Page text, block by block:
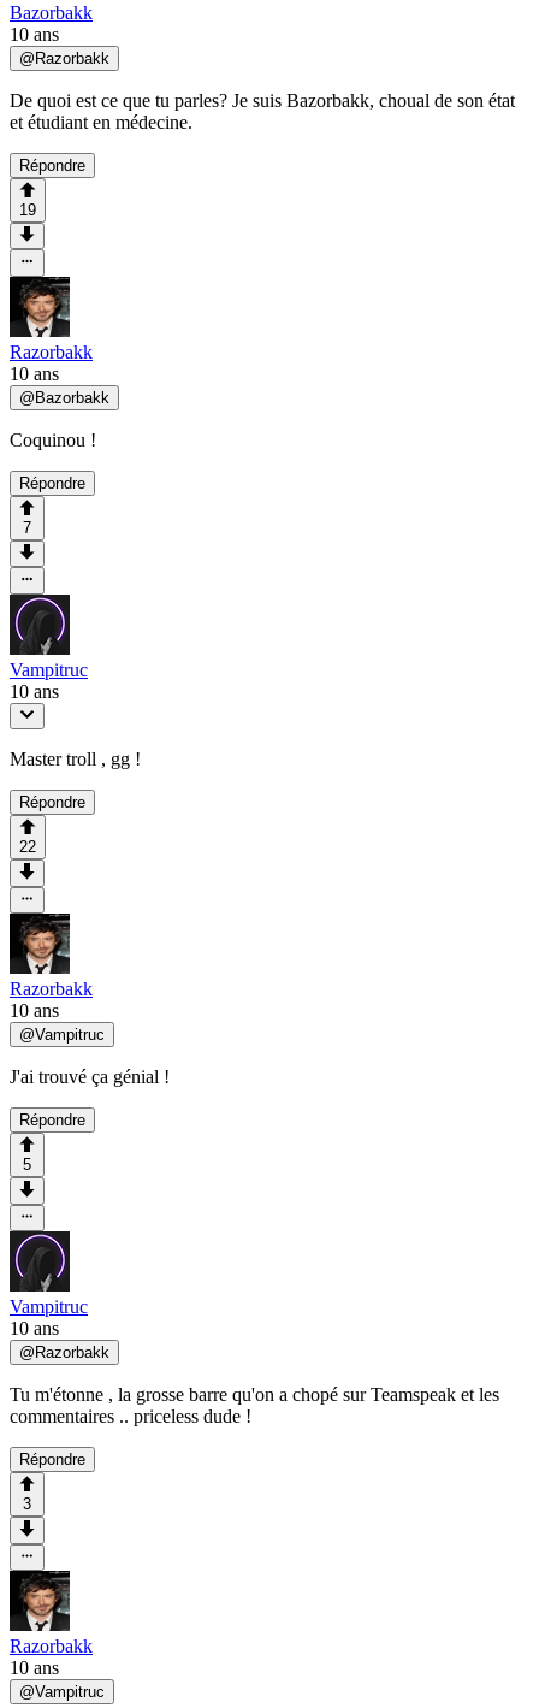
Bazorbakk
10 ans
@ Razorbakk
De quoi est ce que tu parles? Je suis Bazorbakk, choual de son état
et étudiant en médecine.
Répondre
19
Razorbakk
10 ans
@ Bazorbakk
Coquinou !
Répondre
7
Vampitruc
10 ans
Master troll , gg !
Répondre
22
Razorbakk
10 ans
@Vampitruc
J'ai trouvé ça génial !
Répondre
5
Vampitruc
10 ans
@ Razorbakk
Tu m'étonne , la grosse barre qu'on a chopé sur Teamspeak et les
commentaires .. priceless dude !
Répondre
3
Razorbakk
10 ans
@Vampitruc